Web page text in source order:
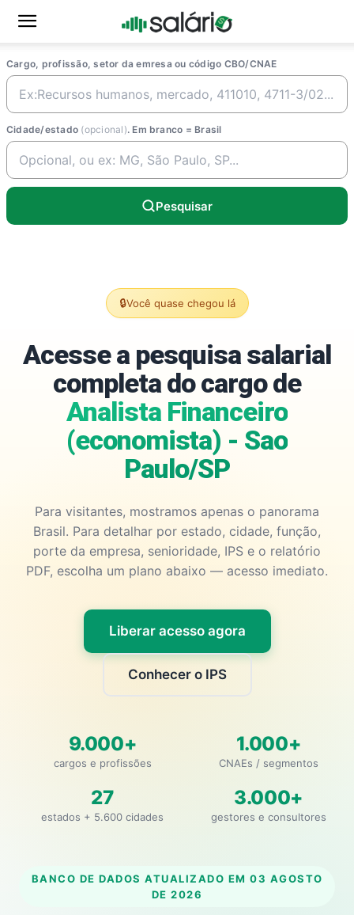
Cargo, profissão, setor da emresa ou código CBO/CNAE
Cidade/estado (opcional). Em branco = Brasil
Pesquisar
🔒Você quase chegou lá
Acesse a pesquisa salarial
completa do cargo de
Analista Financeiro
(economista) - Sao
Paulo/SP
Para visitantes, mostramos apenas o panorama
Brasil. Para detalhar por estado, cidade, função,
porte da empresa, senioridade, IPS e o relatório
PDF, escolha um plano abaixo — acesso imediato.
Liberar acesso agora
Conhecer o IPS
9.000+
cargos e profissões
1.000+
CNAEs / segmentos
27
estados + 5.600 cidades
3.000+
gestores e consultores
BANCO DE DADOS ATUALIZADO EM 03 AGOSTO
DE 2026